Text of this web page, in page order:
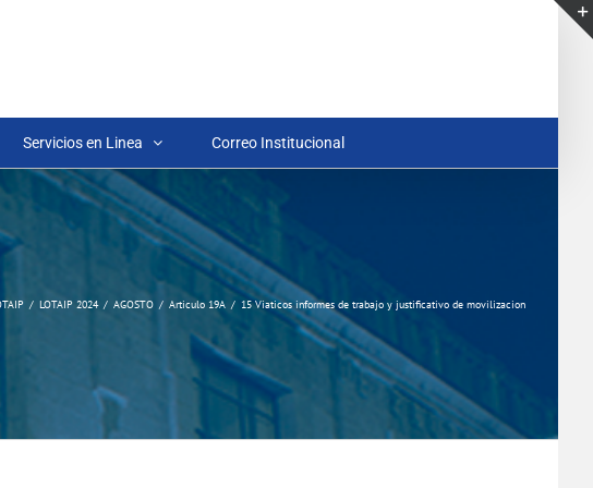
Servicios en Linea Correo Institucional
LOTAIP 2024 AGOSTO Articulo 19A 15 Viaticos informes de trabajo y justificativo de movilizacion